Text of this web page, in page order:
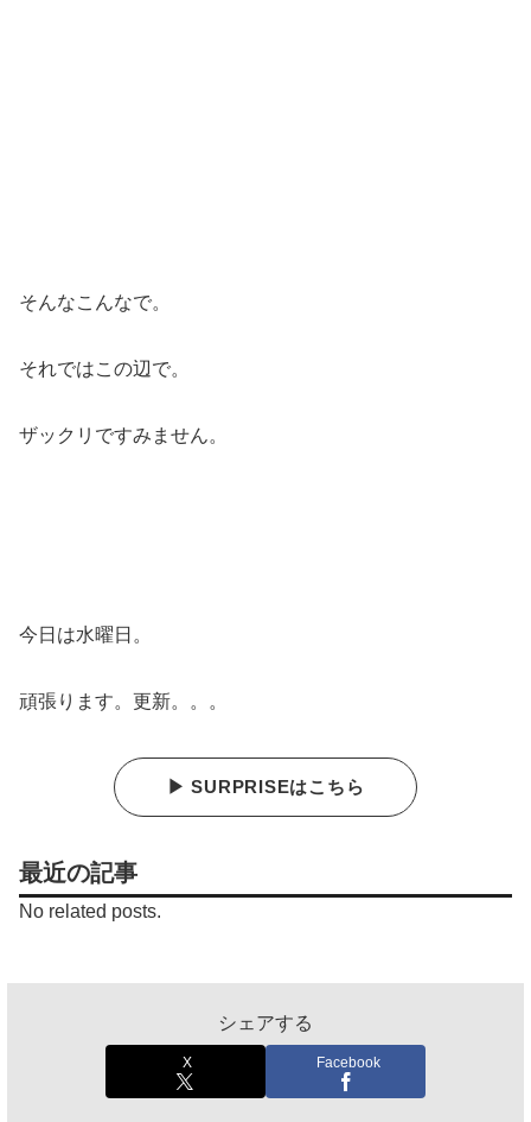
そんなこんなで。
それではこの辺で。
ザックリですみません。
今日は水曜日。
頑張ります。更新。。。
▶ SURPRISEはこちら
最近の記事
No related posts.
シェアする
X Facebook